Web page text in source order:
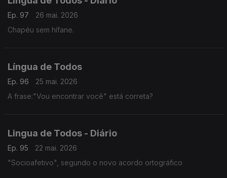
Ep. 97
26 mai. 2026
Chapéu sem hífane.
Língua de Todos
Ep. 96
25 mai. 2026
A frase:"Vou encontrar você" está correta?
Lingua de Todos - Diário
Ep. 95
22 mai. 2026
"Socioafetivo", segundo o novo acordo ortográfico